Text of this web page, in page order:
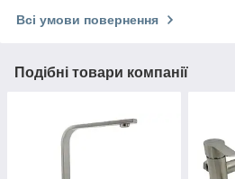
Всі умови повернення
Подібні товари компанії